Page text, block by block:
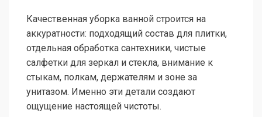
Качественная уборка ванной строится на
аккуратности: подходящий состав для плитки,
отдельная обработка сантехники, чистые
салфетки для зеркал и стекла, внимание к
стыкам, полкам, держателям и зоне за
унитазом. Именно эти детали создают
ощущение настоящей чистоты.